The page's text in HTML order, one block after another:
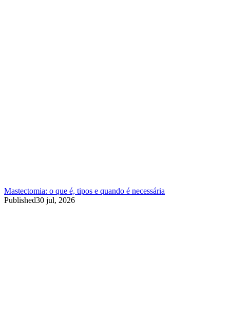
Mastectomia: o que é, tipos e quando é necessária
Published30 jul, 2026